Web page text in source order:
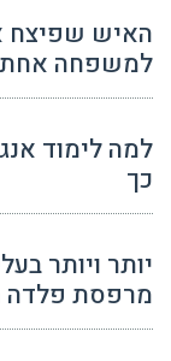
האיש שפיצח
למשפחה אחת מעל
למה לימוד
כך
יותר ויותר
מרפסת פלדה